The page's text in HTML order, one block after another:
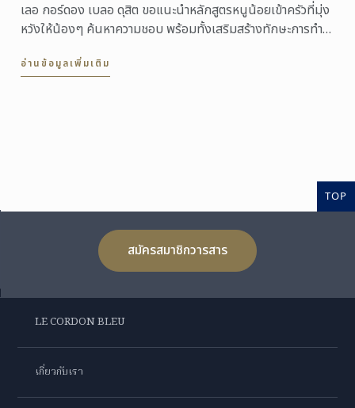
เลอ กอร์ดอง เบลอ ดุสิต ขอแนะนำหลักสูตรหนูน้อยเข้าครัวที่มุ่ง
หวังให้น้องๆ ค้นหาความชอบ พร้อมทั้งเสริมสร้างทักษะการทำ
อ่านข้อมูลเพิ่มเติม
TOP
สมัครสมาชิกวารสาร
LE CORDON BLEU
เกี่ยวกับเรา